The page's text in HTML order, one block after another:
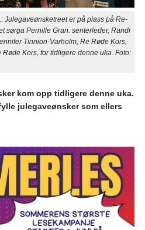
Julegaveønsketreet er på plass på Re-
sørga Pernille Gran. senterleder, Randi
Tinnion-Varholm, Re Røde Kors,
Kors, for tidligere denne uka. Foto:
kom opp tidligere denne uka.
julegaveønsker som ellers